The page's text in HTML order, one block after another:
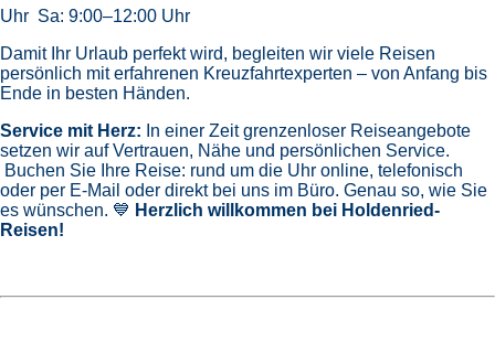
Uhr Sa: 9:00–12:00 Uhr
Damit Ihr Urlaub perfekt wird, begleiten wir viele Reisen
persönlich mit erfahrenen Kreuzfahrtexperten – von Anfang bis
Ende in besten Händen.
Service mit Herz: In einer Zeit grenzenloser Reiseangebote
setzen wir auf Vertrauen, Nähe und persönlichen Service.
Buchen Sie Ihre Reise: rund um die Uhr online, telefonisch
oder per E-Mail oder direkt bei uns im Büro. Genau so, wie Sie
es wünschen. 💙 Herzlich willkommen bei Holdenried-
Reisen!